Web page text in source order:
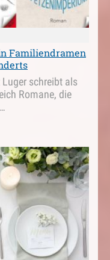
Familiendramen
Luger schreibt als
Romane, die